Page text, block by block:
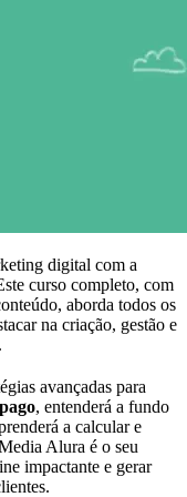
digital com a
curso completo, com
aborda todos os
na criação, gestão e
avançadas para
, entenderá a fundo
a calcular e
Alura é o seu
impactante e gerar